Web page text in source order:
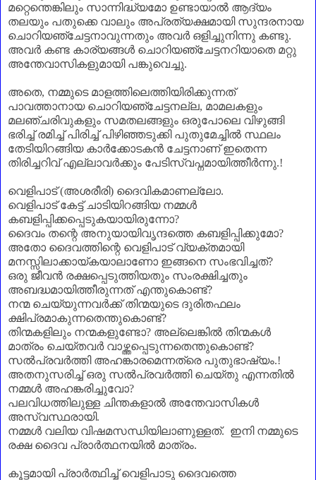
മറ്റെന്തെങ്കിലും സാന്നിദ്ധ്യമോ ഉണ്ടായാൽ ആദ്യം
തലയും പതുക്കെ വാലും അപ്രത്യക്ഷമായി സുന്ദരനായ
ചൊറിയഞ്ചേട്ടനാവുന്നതും അവർ ഒളിച്ചുനിന്നു കണ്ടു.
അവർ കണ്ട കാര്യങ്ങൾ ചൊറിയഞ്ചേട്ടനറിയാതെ മറ്റു
അന്തേവാസികളുമായി പങ്കുവെച്ചു.
അതെ, നമ്മുടെ മാളത്തിലെത്തിയിരിക്കുന്നത്
പാവത്താനായ ചൊറിയഞ്ചേട്ടനല്ല, മാമലകളും
മലഞ്ചരിവുകളും സമതലങ്ങളും ഒരുപോലെ വിഴുങ്ങി
ഭരിച്ച് രമിച്ച് പിരിച്ച് പിഴിഞ്ഞടുക്കി പുതുമേച്ചിൽ സ്ഥലം
തേടിയിറങ്ങിയ കാർക്കോടകൻ ചേട്ടനാണ്‌ ഇതെന്ന
തിരിച്ചറിവ് എല്ലാവർക്കും പേടിസ്വപ്നമായിത്തീർന്നു.!
വെളിപാട് (അശരീരി) ദൈവികമാണല്ലോ.
വെളിപാട് കേട്ട് ചാടിയിറങ്ങിയ നമ്മൾ
കബളിപ്പിക്കപ്പെടുകയായിരുന്നോ?
ദൈവം തന്റെ അനുയായിവൃന്ദത്തെ കബളിപ്പിക്കുമോ?
അതോ ദൈവത്തിന്റെ വെളിപാട് വ്യക്തമായി
മനസ്സിലാക്കായ്കയാലാണോ ഇങ്ങനെ സംഭവിച്ചത്?
ഒരു ജീവൻ രക്ഷപ്പെടുത്തിയതും സംരക്ഷിച്ചതും
അബദ്ധമായിത്തീരുന്നത് എന്തുകൊണ്ട്?
നന്മ ചെയ്യുന്നവർക്ക് തിന്മയുടെ ദുരിതഫലം
ക്ഷിപ്രമാകുന്നതെന്തുകൊണ്ട്?
തിന്മകളിലും നന്മകളുണ്ടോ? അല്ലെങ്കിൽ തിന്മകൾ
മാത്രം ചെയ്തവർ വാഴ്ത്തപ്പെടുന്നതെന്തുകൊണ്ട്?
സൽപ്രവർത്തി അഹങ്കാരമെന്നത്രെ പുതുഭാഷ്യം.!
അതനുസരിച്ച് ഒരു സൽപ്രവർത്തി ചെയ്തു എന്നതിൽ
നമ്മൾ അഹങ്കരിച്ചുവോ?
പലവിധത്തിലുള്ള ചിന്തകളാൽ അന്തേവാസികൾ
അസ്വസ്ഥരായി.
നമ്മൾ വലിയ വിഷമസന്ധിയിലാണുള്ളത്. ഇനി നമ്മുടെ
രക്ഷ ദൈവ പ്രാർത്ഥനയിൽ മാത്രം.
കൂട്ടമായി പ്രാർത്ഥിച്ച് വെളിപാടു ദൈവത്തെ